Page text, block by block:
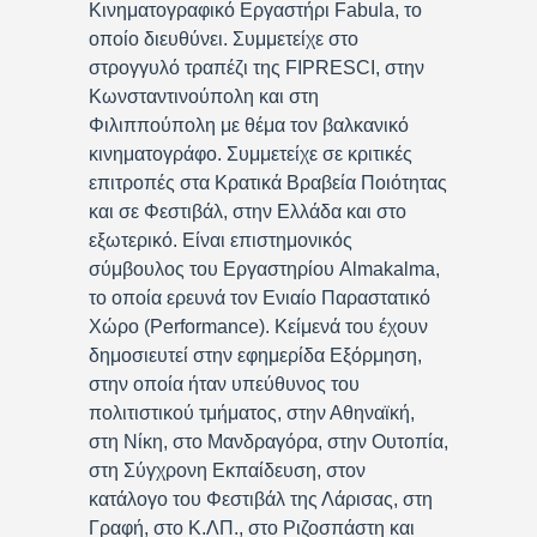
Κινηματογραφικό Εργαστήρι Fabula, το
οποίο διευθύνει. Συμμετείχε στο
στρογγυλό τραπέζι της FIPRESCI, στην
Κωνσταντινούπολη και στη
Φιλιππούπολη με θέμα τον βαλκανικό
κινηματογράφο. Συμμετείχε σε κριτικές
επιτροπές στα Κρατικά Βραβεία Ποιότητας
και σε Φεστιβάλ, στην Ελλάδα και στο
εξωτερικό. Είναι επιστημονικός
σύμβουλος του Εργαστηρίου Almakalma,
το οποία ερευνά τον Ενιαίο Παραστατικό
Χώρο (Performance). Κείμενά του έχουν
δημοσιευτεί στην εφημερίδα Εξόρμηση,
στην οποία ήταν υπεύθυνος του
πολιτιστικού τμήματος, στην Αθηναϊκή,
στη Νίκη, στο Μανδραγόρα, στην Ουτοπία,
στη Σύγχρονη Εκπαίδευση, στον
κατάλογο του Φεστιβάλ της Λάρισας, στη
Γραφή, στο Κ.ΛΠ., στο Ριζοσπάστη και